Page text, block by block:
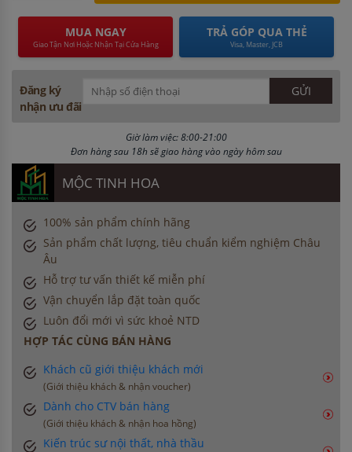
MUA NGAY
Giao Tận Nơi Hoặc Nhận Tại Cửa Hàng
TRẢ GÓP QUA THẺ
Visa, Master, JCB
Đăng ký
nhận ưu đãi
Giờ làm việc: 8:00-21:00
Đơn hàng sau 18h sẽ giao hàng vào ngày hôm sau
MỘC TINH HOA
100% sản phẩm chính hãng
Sản phẩm chất lượng, tiêu chuẩn kiểm nghiệm Châu
Âu
Hỗ trợ tư vấn thiết kế miễn phí
Vận chuyển lắp đặt toàn quốc
Luôn đổi mới vì sức khoẻ NTD
HỢP TÁC CÙNG BÁN HÀNG
Khách cũ giới thiệu khách mới
(Giới thiệu khách & nhận voucher)
Dành cho CTV bán hàng
(Giới thiệu khách & nhận hoa hồng)
Kiến trúc sư nội thất, nhà thầu